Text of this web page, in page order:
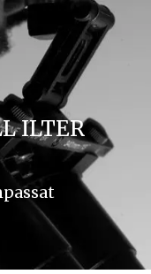
ILTER